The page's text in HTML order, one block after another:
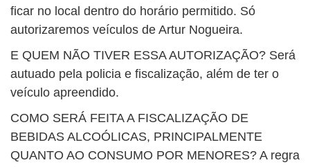
ficar no local dentro do horário permitido. Só
autorizaremos veículos de Artur Nogueira.
E QUEM NÃO TIVER ESSA AUTORIZAÇÃO? Será
autuado pela policia e fiscalização, além de ter o
veículo apreendido.
COMO SERÁ FEITA A FISCALIZAÇÃO DE
BEBIDAS ALCOÓLICAS, PRINCIPALMENTE
QUANTO AO CONSUMO POR MENORES? A regra